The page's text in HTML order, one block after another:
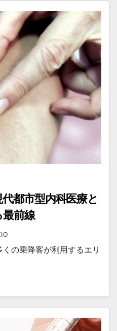
都市型内科医療と
前線
の乗降客が利用するエリ